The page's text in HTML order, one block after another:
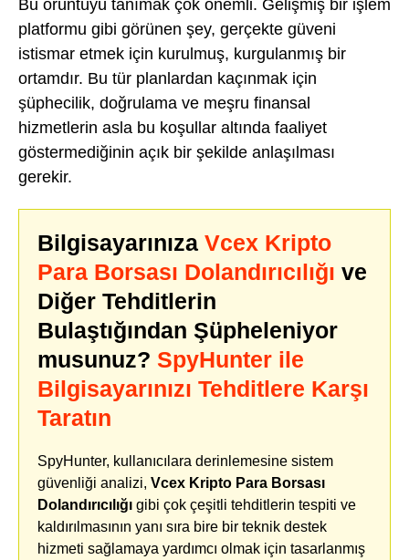
Bu örüntüyü tanımak çok önemli. Gelişmiş bir işlem
platformu gibi görünen şey, gerçekte güveni
istismar etmek için kurulmuş, kurgulanmış bir
ortamdır. Bu tür planlardan kaçınmak için
şüphecilik, doğrulama ve meşru finansal
hizmetlerin asla bu koşullar altında faaliyet
göstermediğinin açık bir şekilde anlaşılması
gerekir.
Bilgisayarınıza Vcex Kripto
Para Borsası Dolandırıcılığı ve
Diğer Tehditlerin
Bulaştığından Şüpheleniyor
musunuz? SpyHunter ile
Bilgisayarınızı Tehditlere Karşı
Taratın
SpyHunter, kullanıcılara derinlemesine sistem
güvenliği analizi, Vcex Kripto Para Borsası
Dolandırıcılığı gibi çok çeşitli tehditlerin tespiti ve
kaldırılmasının yanı sıra bire bir teknik destek
hizmeti sağlamaya yardımcı olmak için tasarlanmış